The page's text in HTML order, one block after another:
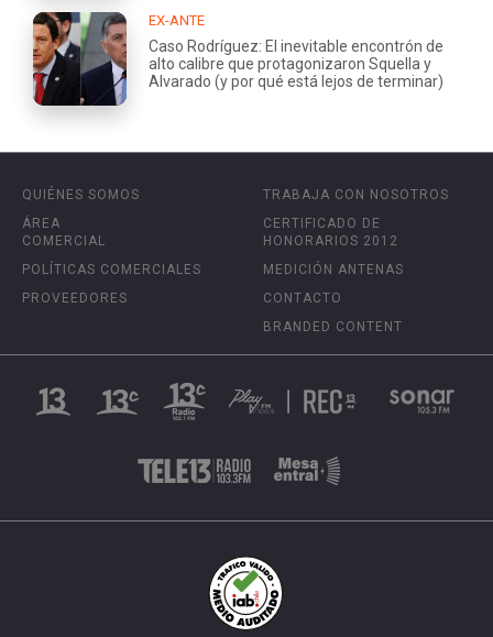
EX-ANTE
Caso Rodríguez: El inevitable encontrón de
alto calibre que protagonizaron Squella y
Alvarado (y por qué está lejos de terminar)
QUIÉNES SOMOS
ÁREA
COMERCIAL
POLÍTICAS COMERCIALES
PROVEEDORES
TRABAJA CON NOSOTROS
CERTIFICADO DE
HONORARIOS 2012
MEDICIÓN ANTENAS
CONTACTO
BRANDED CONTENT